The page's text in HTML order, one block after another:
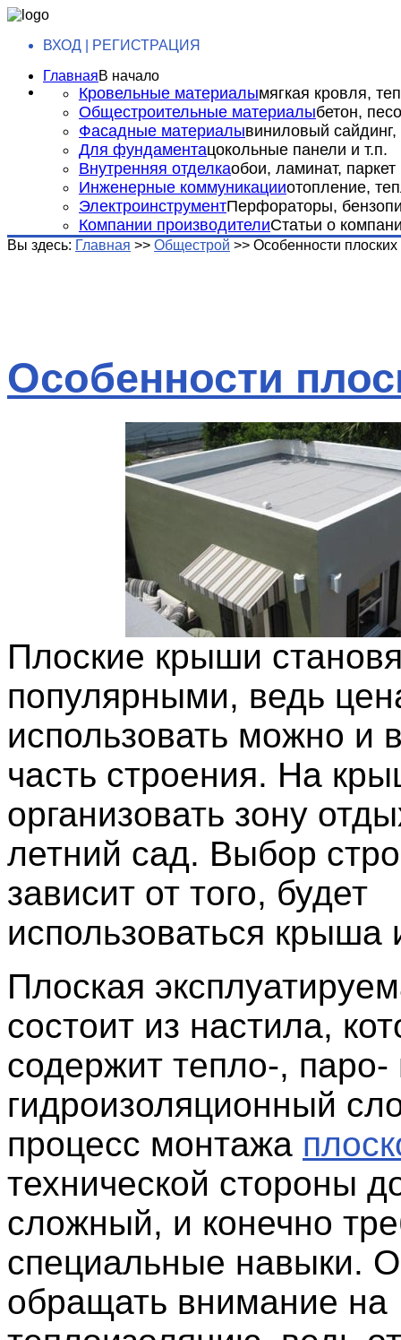
ВХОД | РЕГИСТРАЦИЯ
ГлавнаяВ начало
Кровельные материалымягкая кровля,
Общестроительные материалыбетон,
Фасадные материалывиниловый сайдинг,
Для фундаментацокольные панели и т.п.
Внутренняя отделкаобои, ламинат, паркет
Инженерные коммуникацииотопление,
ЭлектроинструментПерфораторы,
Компании производителиСтатьи о
Вы здесь: Главная >> Общестрой >> Особенности
Особенности
Плоские крыши
популярными, ведь
использовать можно и
часть строения. На
организовать зону
летний сад. Выбор
зависит от того, будет
использоваться крыша
Плоская
состоит из настила,
содержит тепло-, паро-
гидроизоляционный
процесс монтажа
технической стороны
сложный, и конечно
специальные навыки.
обращать внимание на